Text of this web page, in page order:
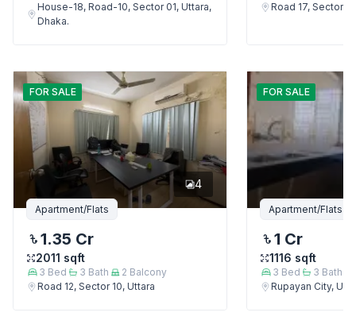
House-18, Road-10, Sector 01, Uttara,
Dhaka.
Road 17, Sector
FOR SALE
4
Apartment/Flats
1.35 Cr
2011 sqft
3 Bed 3 Bath 2 Balcony
Road 12, Sector 10, Uttara
FOR SALE
Apartment/Flats
1 Cr
1116 sqft
3 Bed 3 Bath
Rupayan City,